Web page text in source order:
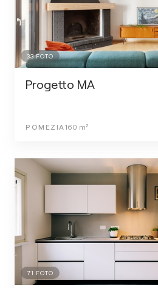
33FOTO
Progetto MA
POMEZIA 160 m²
71 FOTO